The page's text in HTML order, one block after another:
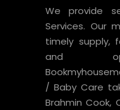
We provide
Services. Our
timely supply,
and
/ Baby Care
Brahmin Cook,